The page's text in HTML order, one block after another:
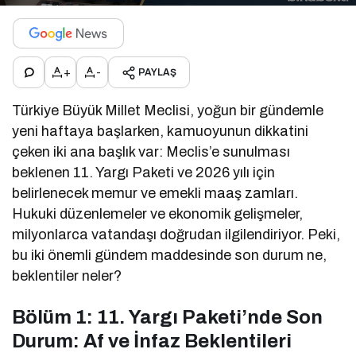
+ - PAYLAŞ
Türkiye Büyük Millet Meclisi, yoğun bir gündemle
yeni haftaya başlarken, kamuoyunun dikkatini
çeken iki ana başlık var: Meclis’e sunulması
beklenen 11. Yargı Paketi ve 2026 yılı için
belirlenecek memur ve emekli maaş zamları.
Hukuki düzenlemeler ve ekonomik gelişmeler,
milyonlarca vatandaşı doğrudan ilgilendiriyor. Peki,
bu iki önemli gündem maddesinde son durum ne,
beklentiler neler?
Bölüm 1: 11. Yargı Paketi’nde Son
Durum: Af ve İnfaz Beklentileri